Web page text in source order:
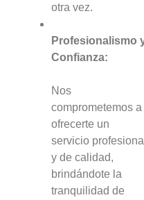
otra vez.
Profesionalismo
Confianza:
Nos
comprometemos a
ofrecerte un
servicio profesional
y de calidad,
brindándote la
tranquilidad de